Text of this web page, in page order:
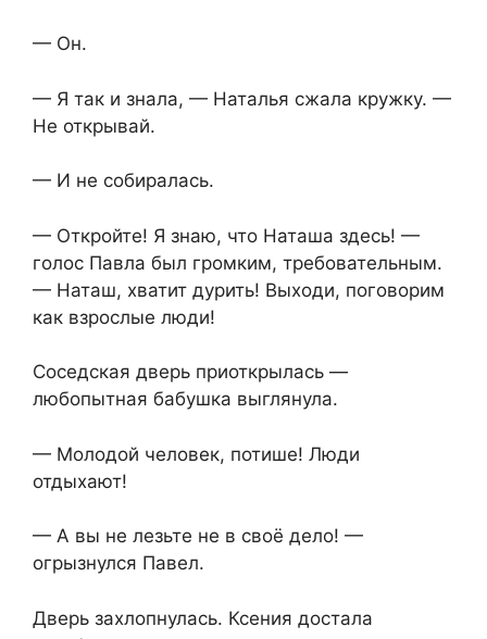
— Он.
— Я так и знала, — Наталья сжала кружку. —
Не открывай.
— И не собиралась.
— Откройте! Я знаю, что Наташа здесь! —
голос Павла был громким, требовательным.
— Наташ, хватит дурить! Выходи, поговорим
как взрослые люди!
Соседская дверь приоткрылась —
любопытная бабушка выглянула.
— Молодой человек, потише! Люди
отдыхают!
— А вы не лезьте не в своё дело! —
огрызнулся Павел.
Дверь захлопнулась. Ксения достала